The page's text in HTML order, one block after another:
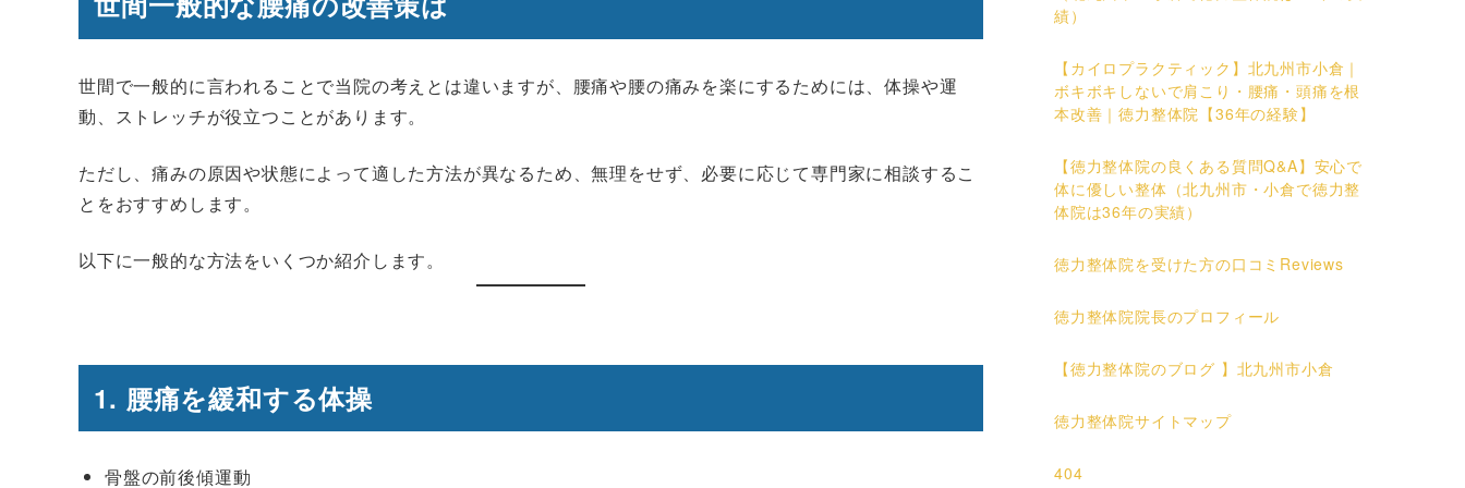
世間で一般的に言われることで当院の考えとは違いますが、腰痛や腰の痛みを楽にするためには、体操や運
動、ストレッチが役立つことがあります。
ただし、痛みの原因や状態によって適した方法が異なるため、無理をせず、必要に応じて専門家に相談するこ
とをおすすめします。
以下に一般的な方法をいくつか紹介します。
1. 腰痛を緩和する体操
骨盤の前後傾運動
績）
【カイロプラクティック】北九州市小倉｜
ボキボキしないで肩こり・腰痛・頭痛を根
本改善｜徳力整体院【36年の経験】
【徳力整体院の良くある質問Q&A】安心で
体に優しい整体（北九州市・小倉で徳力整
体院は36年の実績）
徳力整体院を受けた方の口コミReviews
徳力整体院院長のプロフィール
【徳力整体院のブログ 】北九州市小倉
徳力整体院サイトマップ
404